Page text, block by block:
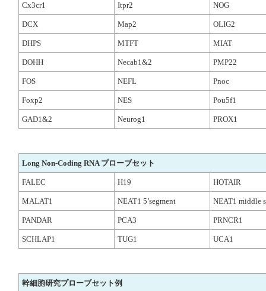
Cx3cr1 Itpr2 NOG
DCX Map2 OLIG2
DHPS MTFT MIAT
DOHH Necab1&2 PMP22
FOS NEFL Pnoc
Foxp2 NES Pou5f1
GAD1&2 Neurog1 PROX1
Long Non-Coding RNA プローブセット
FALEC H19 HOTAIR
MALAT1 NEAT1 5’segment NEAT1 middle
PANDAR PCA3 PRNCR1
SCHLAP1 TUG1 UCA1
幹細胞研究プローブセット例